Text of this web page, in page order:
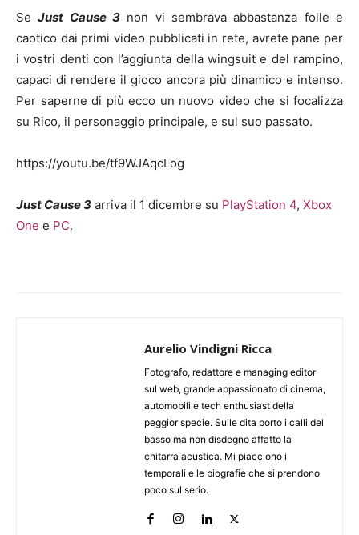
SeJust Cause 3 non vi sembrava abbastanza folle e
caotico dai primi video pubblicati in rete, avrete pane per
i vostri denti con l’aggiunta della wingsuit e del rampino,
capaci di rendere il gioco ancora più dinamico e intenso.
Per saperne di più ecco un nuovo video che si focalizza
su Rico, il personaggio principale, e sul suo passato.
https://youtu.be/tf9WJAqcLog
Just Cause 3 arriva il 1 dicembre su PlayStation 4, Xbox
One e PC.
Aurelio Vindigni Ricca
Fotografo, redattore e managing editor
sul web, grande appassionato di cinema,
automobili e tech enthusiast della
peggior specie. Sulle dita porto i calli del
basso ma non disdegno affatto la
chitarra acustica. Mi piacciono i
temporali e le biografie che si prendono
poco sul serio.